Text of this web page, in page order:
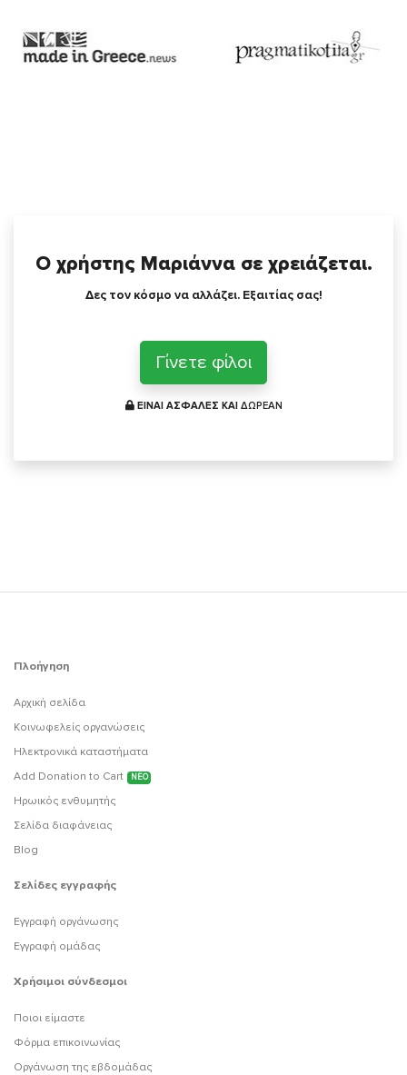
Ο χρήστης Μαριάννα σε χρειάζεται.
Δες τον κόσμο να αλλάζει. Εξαιτίας σας!
Γίνετε φίλοι
ΕΙΝΑΙ ΑΣΦΑΛΕΣ ΚΑΙ ΔΩΡΕΑΝ
Πλοήγηση
Αρχική σελίδα
Κοινωφελείς οργανώσεις
Ηλεκτρονικά καταστήματα
Add Donation to Cart
ΝΕΟ
Ηρωικός ενθυμητής
Σελίδα διαφάνειας
Blog
Σελίδες εγγραφής
Εγγραφή οργάνωσης
Εγγραφή ομάδας
Χρήσιμοι σύνδεσμοι
Ποιοι είμαστε
Φόρμα επικοινωνίας
Οργάνωση της εβδομάδας